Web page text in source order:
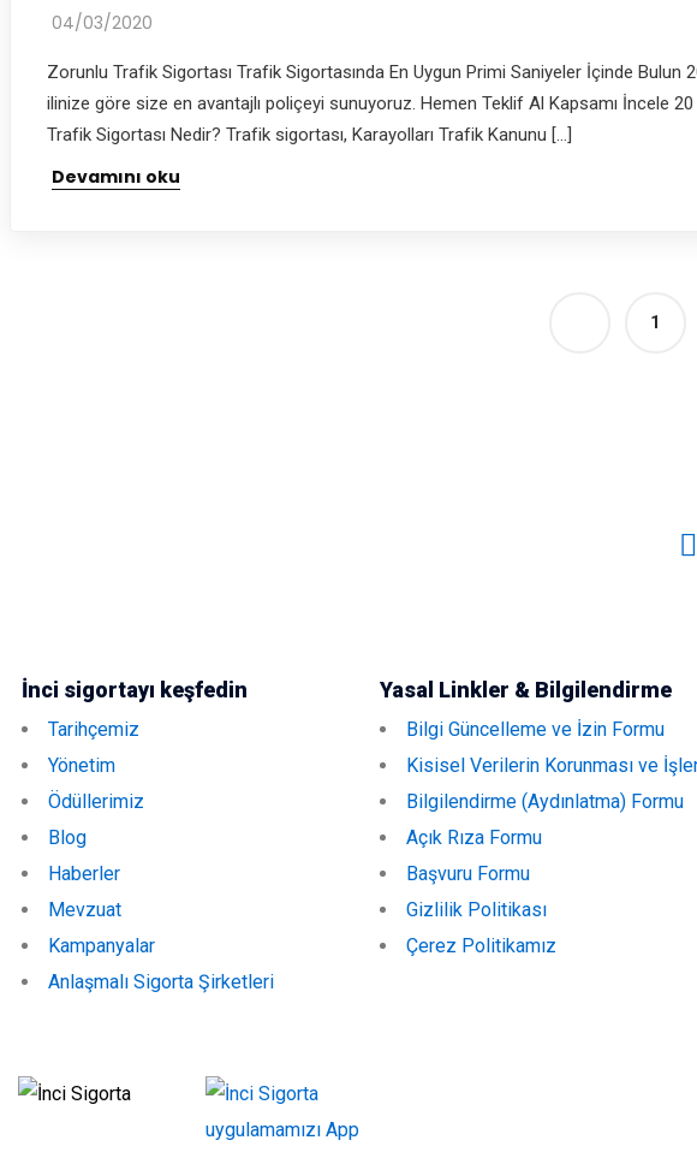
04/03/2020
Zorunlu Trafik Sigortası Trafik Sigortasında En Uygun Primi Saniyeler İçinde Bulun
ilinize göre size en avantajlı poliçeyi sunuyoruz. Hemen Teklif Al Kapsamı İncele
Trafik Sigortası Nedir? Trafik sigortası, Karayolları Trafik Kanunu […]
Devamını oku
1
İnci sigortayı keşfedin
Tarihçemiz
Yönetim
Ödüllerimiz
Blog
Haberler
Mevzuat
Kampanyalar
Anlaşmalı Sigorta Şirketleri
Yasal Linkler & Bilgilendirme
Bilgi Güncelleme ve İzin Formu
Kisisel Verilerin Korunması ve
Bilgilendirme (Aydınlatma) Formu
Açık Rıza Formu
Başvuru Formu
Gizlilik Politikası
Çerez Politikamız